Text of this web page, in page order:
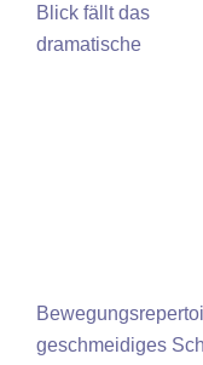
Blick fällt das
dramatische
geschmeidiges